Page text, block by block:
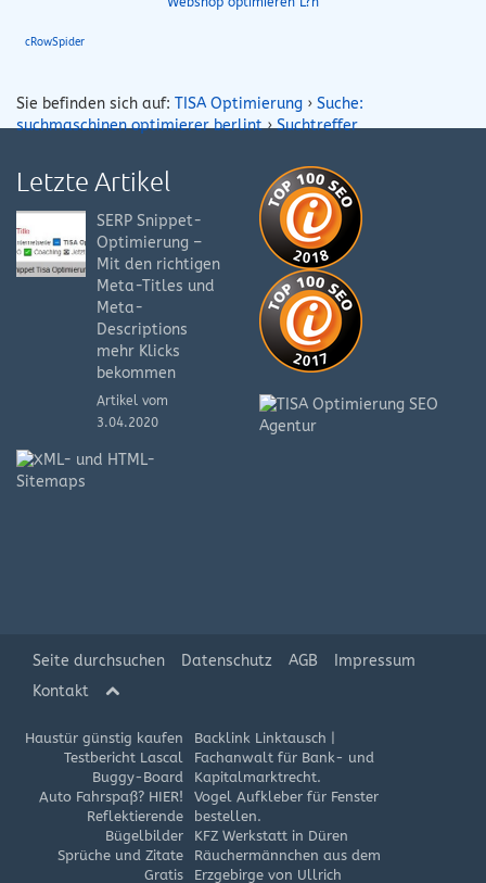
cRowSpider
Sie befinden sich auf: TISA Optimierung › Suche:
suchmaschinen optimierer berlint›Suchtreffer
Letzte Artikel
SERP Snippet-
Optimierung –
Mit den richtigen
Meta-Titles und
Meta-
Descriptions
mehr Klicks
bekommen
Artikel vom
3.04.2020
Seite durchsuchen Datenschutz AGB
Impressum
Kontakt
Haustür günstig kaufen
Testbericht Lascal
Buggy-Board
Auto Fahrspaß? HIER!
Reflektierende
Bügelbilder
Sprüche und Zitate
Gratis
Backlink Linktausch
Fachanwalt für Bank- und
Kapitalmarktrecht.
Vogel Aufkleber für Fenster
bestellen.
KFZ Werkstatt in Düren
Räuchermännchen aus dem
Erzgebirge von Ullrich